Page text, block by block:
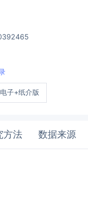
电子+纸介版
方法 数据来源